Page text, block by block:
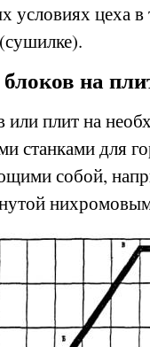
условиях цеха
блоков на
или плит на
станками для
собой,